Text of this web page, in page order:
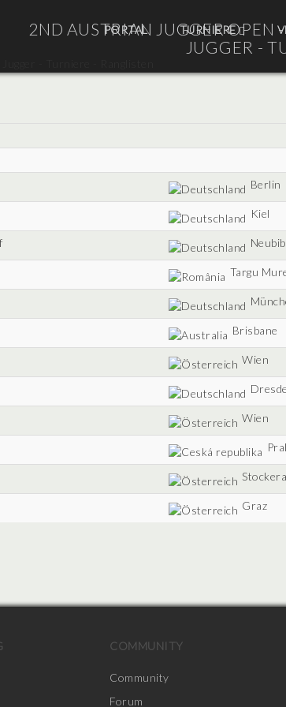
PORTAL
TURNIERE
2ND AUSTRIAN JUGGER OPEN
JUGGER -
Berlin
Kiel
Targu
Brisbane
Wien
Wien
Graz
COMMUNITY
Community
Forum